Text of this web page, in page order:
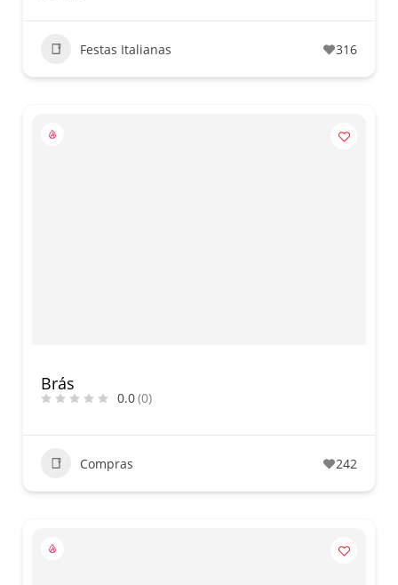
Festas Italianas 316
Brás
0.0(0)
Compras 242